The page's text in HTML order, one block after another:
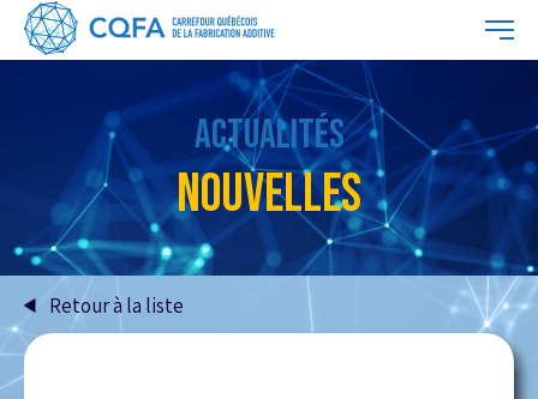
NOUVELLES
ACTUALITÉS
Retour à la liste